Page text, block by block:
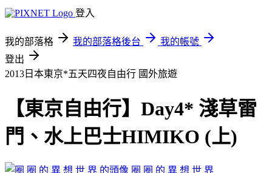
登入
我的部落格 我的部落格後台
我的帳號
登出
2013日本東京*五天四夜自由行 國外旅遊
【東京自由行】Day4* 淺草雷
門、水上巴士HIMIKO (上)
圈 圈 的 異 想 世 界